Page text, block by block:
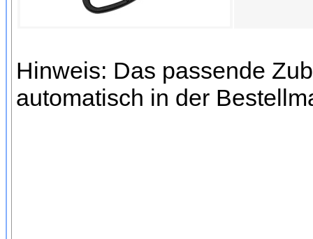
Hinweis: Das passende
automatisch in der